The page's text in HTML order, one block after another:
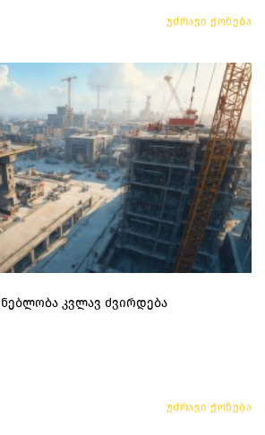
უძრავი ქონება
კვლავ ძვირდება
უძრავი ქონება